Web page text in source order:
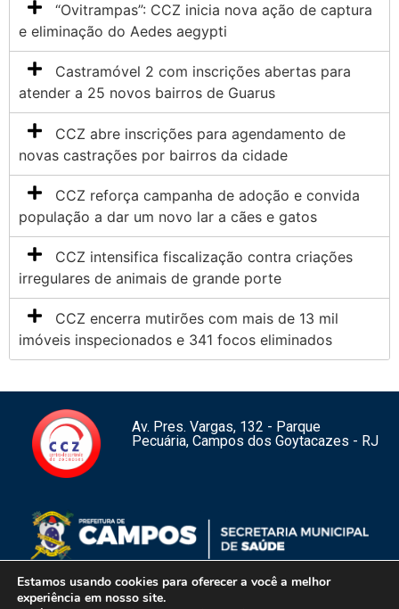
“Ovitrampas”: CCZ inicia nova ação de captura
e eliminação do Aedes aegypti
Castramóvel 2 com inscrições abertas para
atender a 25 novos bairros de Guarus
CCZ abre inscrições para agendamento de
novas castrações por bairros da cidade
CCZ reforça campanha de adoção e convida
população a dar um novo lar a cães e gatos
CCZ intensifica fiscalização contra criações
irregulares de animais de grande porte
CCZ encerra mutirões com mais de 13 mil
imóveis inspecionados e 341 focos eliminados
Av. Pres. Vargas, 132 - Parque
Pecuária, Campos dos Goytacazes - RJ
Estamos usando cookies para oferecer a você a melhor
experiência em nosso site.